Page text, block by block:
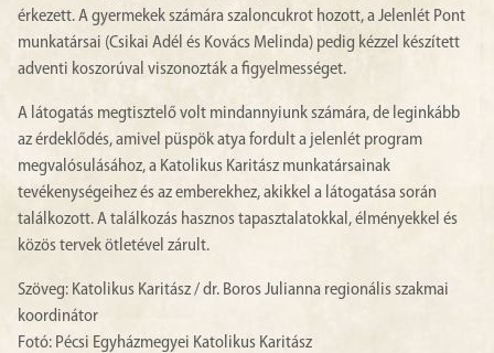
érkezett. A gyermekek számára szaloncukrot hozott, a Jelenlét Pont
munkatársai (Csikai Adél és Kovács Melinda) pedig kézzel készített
adventi koszorúval viszonozták a figyelmességet.
A látogatás megtisztelő volt mindannyiunk számára, de leginkább
az érdeklődés, amivel püspök atya fordult a jelenlét program
megvalósulásához, a Katolikus Karitász munkatársainak
tevékenységeihez és az emberekhez, akikkel a látogatása során
találkozott. A találkozás hasznos tapasztalatokkal, élményekkel és
közös tervek ötletével zárult.
Szöveg: Katolikus Karitász / dr. Boros Julianna regionális szakmai
koordinátor
Fotó: Pécsi Egyházmegyei Katolikus Karitász